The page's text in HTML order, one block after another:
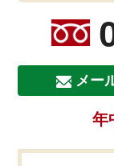
メー
年